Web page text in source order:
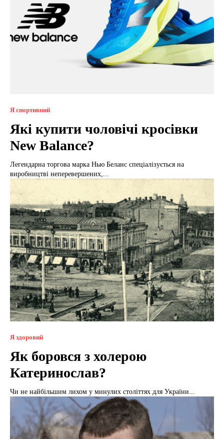
Я спортивний
Які купити чоловічі кросівки
New Balance?
Легендарна торгова марка Нью Беланс спеціалізується на
виробництві неперевершених,...
Я здоровий
Як боровся з холерою
Катеринослав?
Чи не найбільшим лихом у минулих століттях для України...